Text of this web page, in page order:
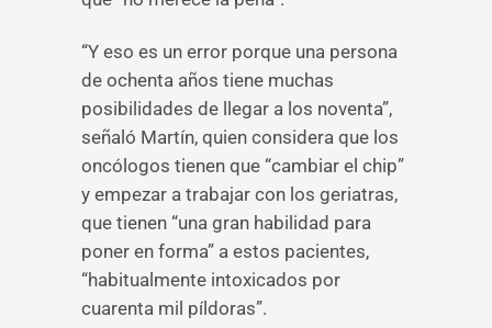
“Y eso es un error porque una persona
de ochenta años tiene muchas
posibilidades de llegar a los noventa”,
señaló Martín, quien considera que los
oncólogos tienen que “cambiar el chip”
y empezar a trabajar con los geriatras,
que tienen “una gran habilidad para
poner en forma” a estos pacientes,
“habitualmente intoxicados por
cuarenta mil píldoras”.